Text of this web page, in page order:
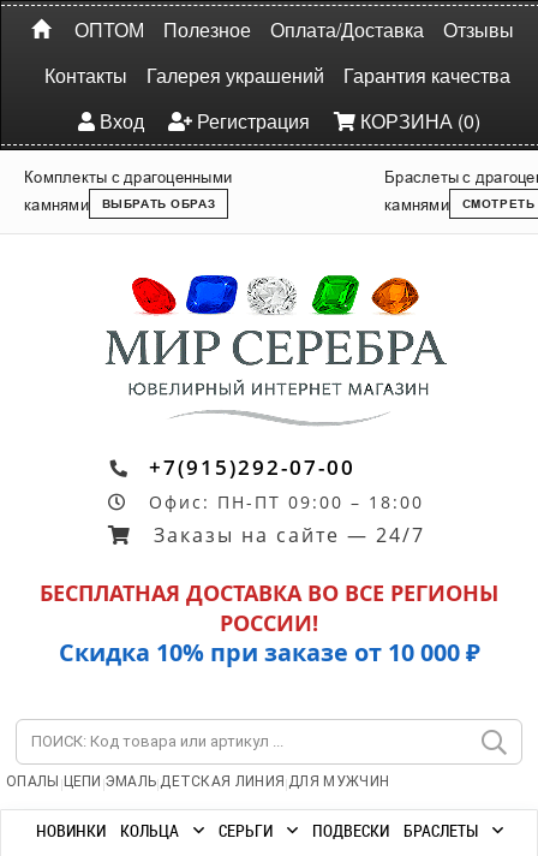
ОПТОМ Полезное Оплата/Доставка
Отзывы
Контакты
Галерея украшений
Гарантия качества
Вход
Регистрация КОРЗИНА (0)
Комплекты с драгоценными
камнями
ВЫБРАТЬ ОБРАЗ
Браслеты с
камнями
СМОТРЕТЬ
+7(915)292-07-00
Офис: ПН-ПТ 09:00 – 18:00
Заказы на сайте — 24/7
БЕСПЛАТНАЯ ДОСТАВКА ВО ВСЕ РЕГИОНЫ
РОССИИ!
Скидка 10% при заказе от 10 000 ₽
ОПАЛЫ | ЦЕПИ |ЭМАЛЬ|ДЕТСКАЯ ЛИНИЯ |ДЛЯ МУЖЧИН
НОВИНКИ КОЛЬЦА СЕРЬГИ ПОДВЕСКИ
БРАСЛЕТЫ